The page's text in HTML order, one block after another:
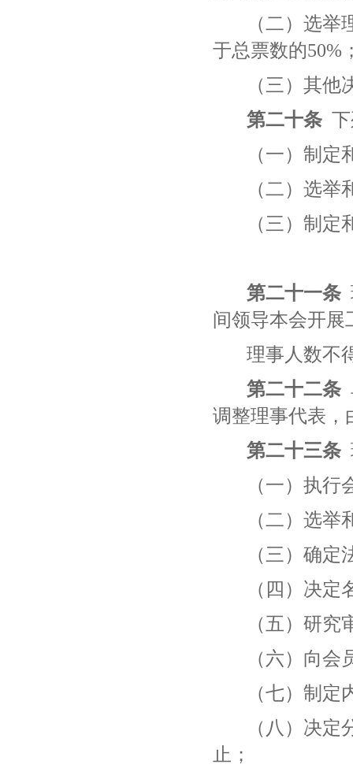
（二）选
于总票数的50%
（三）其
第二十条
（一）制定
（二）选
（三）制
第二十一条
间领导本会开展
理事人数不
第二十二条
调整理事代表，
第二十三条
（一）执
（二）选
（三）确
（四）决
（五）研
（六）向
（七）制定
（八）决
止；